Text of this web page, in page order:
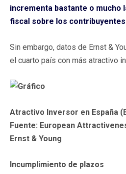
incrementa bastante o mucho
fiscal sobre los
Sin embargo, datos de Ernst &
el cuarto país con más atractivo
Atractivo Inversor en España
Fuente: European
Ernst & Young
Incumplimiento de plazos